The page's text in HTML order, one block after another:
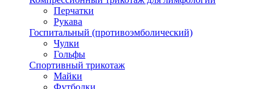
Перчатки
Рукава
Госпитальный (противоэмболический)
Чулки
Гольфы
Спортивный трикотаж
Майки
Футболки